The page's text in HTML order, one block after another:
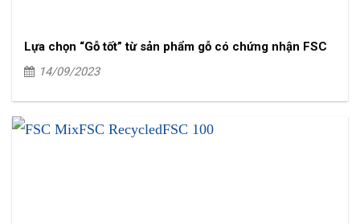
Lựa chọn “Gỗ tốt” từ sản phẩm gỗ có chứng nhận FSC
14/09/2023